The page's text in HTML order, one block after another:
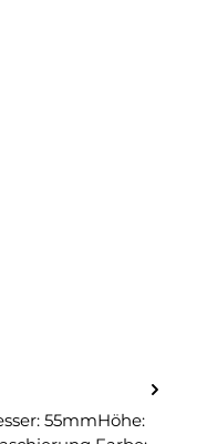
55mmHöhe: